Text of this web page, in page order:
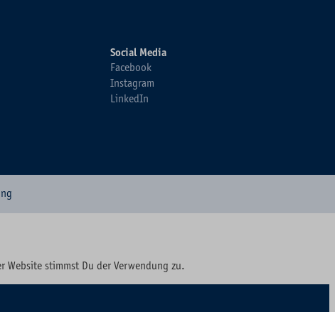
Social Media
Facebook
Instagram
LinkedIn
stimmst Du der Verwendung zu.